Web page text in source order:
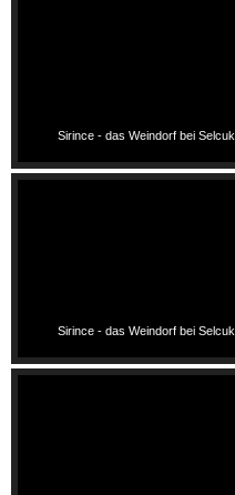
Sirince - das Weindorf bei Selcuk
Sirince - das Weindorf bei Selcuk